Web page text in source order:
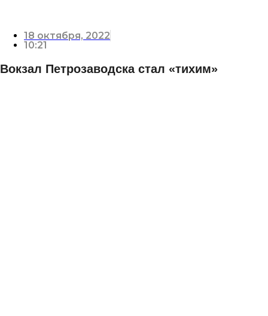
18 октября, 2022
10:21
Вокзал Петрозаводска стал «тихим»